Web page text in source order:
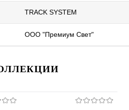
TRACK SYSTEM
ООО "Премиум Свет"